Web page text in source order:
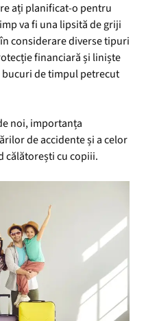
ați planificat-o pentru
va fi una lipsită de griji
considerare diverse tipuri
financiară și liniște
de timpul petrecut
noi, importanța
de accidente și a celor
călătorești cu copiii.